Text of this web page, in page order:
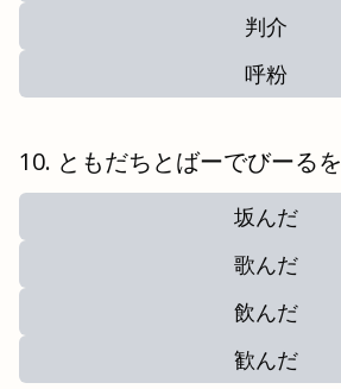
判介
呼粉
ともだちとばーでびーるを
坂んだ
歌んだ
飲んだ
歓んだ